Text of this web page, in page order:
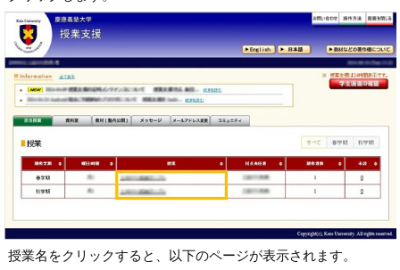
授業名をクリックすると、以下のページが表示されます。